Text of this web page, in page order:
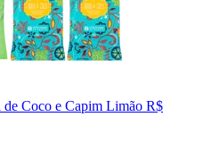
de Coco e Capim Limão R$